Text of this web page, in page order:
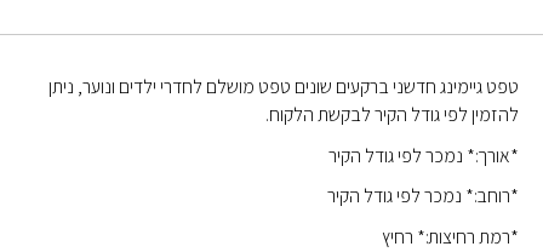
טפט גיימינג חדשני ברקעים שונים טפט מושלם לחדרי ילדים ונוער, ניתן
להזמין לפי גודל הקיר לבקשת הלקוח.
*אורך:* נמכר לפי גודל הקיר
*רוחב:* נמכר לפי גודל הקיר
*רמת רחיצות:* רחיץ